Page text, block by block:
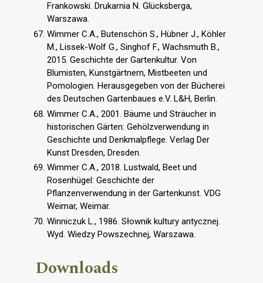
Frankowski. Drukarnia N. Glücksberga,
Warszawa.
Wimmer C.A., Butenschön S., Hübner J., Köhler
M., Lissek-Wolf G., Singhof F., Wachsmuth B.,
2015. Geschichte der Gartenkultur. Von
Blumisten, Kunstgärtnern, Mistbeeten und
Pomologien. Herausgegeben von der Bücherei
des Deutschen Gartenbaues e.V. L&H, Berlin.
Wimmer C.A., 2001. Bäume und Sträucher in
historischen Gärten: Gehölzverwendung in
Geschichte und Denkmalpflege. Verlag Der
Kunst Dresden, Dresden.
Wimmer C.A., 2018. Lustwald, Beet und
Rosenhügel: Geschichte der
Pflanzenverwendung in der Gartenkunst. VDG
Weimar, Weimar.
Winniczuk L., 1986. Słownik kultury antycznej.
Wyd. Wiedzy Powszechnej, Warszawa.
Downloads